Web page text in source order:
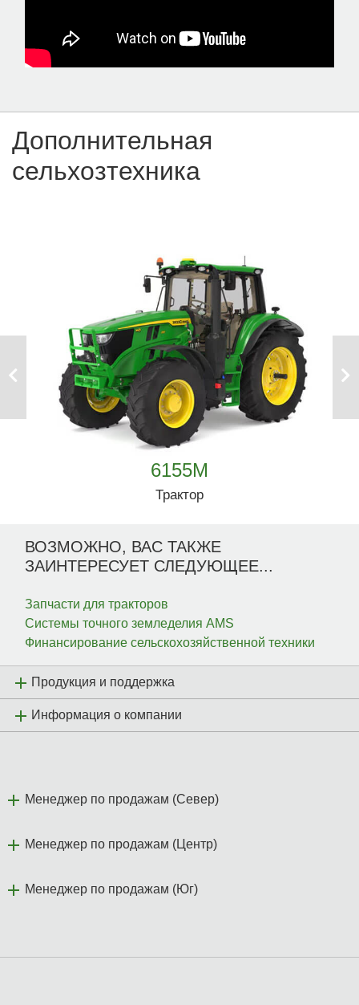
Дополнительная
сельхозтехника
Previous Next
ВОЗМОЖНО, ВАС ТАКЖЕ
ЗАИНТЕРЕСУЕТ СЛЕДУЮЩЕЕ...
Запчасти для тракторов
Системы точного земледелия AMS
Финансирование сельскохозяйственной техники
Продукция и поддержка
Информация о компании
Менеджер по продажам (Север)
Менеджер по продажам (Центр)
Менеджер по продажам (Юг)